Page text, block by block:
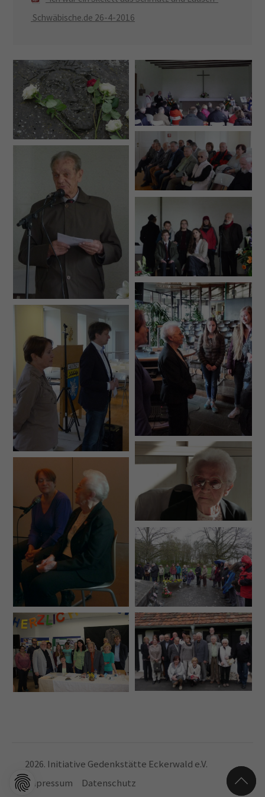
About us
Lorem ipsum dolor sit amet, consectetuer
adipiscing elit.
Aenean commodo ligula eget dolor. Aenean massa.
Cum sociis natoque penatibus et magnis dis
parturient montes, nascetur ridiculus mus. Donec
quam felis, ultricies nec.
Schwäbische.de 26-4-2016
2026. Initiative Gedenkstätte Eckerwald e.V.
Impressum
Datenschutz